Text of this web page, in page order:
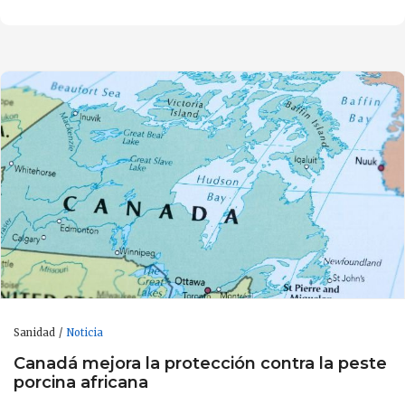
Sanidad Noticia
Canadá mejora la protección contra la peste
porcina africana